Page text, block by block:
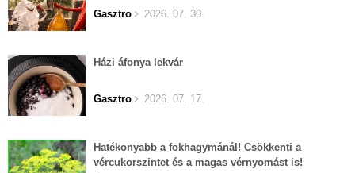
Gasztro 2026. 07. 30.
Házi áfonya lekvár
Gasztro 2026. 07. 17.
Hatékonyabb a fokhagymánál! Csökkenti a
vércukorszintet és a magas vérnyomást is!